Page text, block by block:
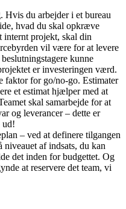
Hvis du arbejder i et bureau
hvad du skal opkræve
internt projekt, skal din
vil være for at levere
kunne
er investeringen værd.
faktor for go/no-go. Estimater
et estimat hjælper med at
skal samarbejde for at
og leverancer – dette er
ud!
– ved at definere tilgangen
niveauet af indsats, du kan
det inden for budgettet. Og
at reservere det team, vi